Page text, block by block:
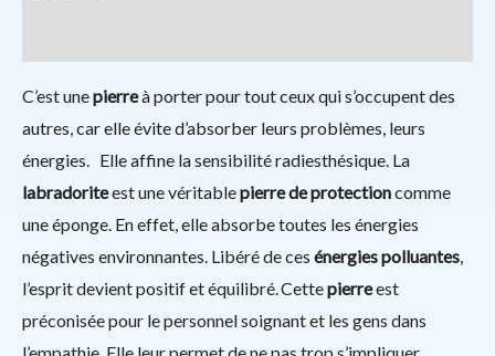
C’est unepierreà porter pour tout ceux qui s’occupent des
autres, car elle évite d’absorber leurs problèmes, leurs
énergies. Elle affine la sensibilité radiesthésique. La
labradoriteest une véritablepierre de protectioncomme
une éponge. En effet, elle absorbe toutes les énergies
négatives environnantes. Libéré de ces énergies polluantes,
l’esprit devient positif et équilibré. Cettepierreest
préconisée pour le personnel soignant et les gens dans